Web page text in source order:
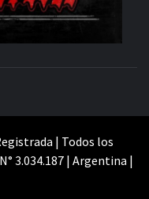
| Todos los
3.034.187 | Argentina |